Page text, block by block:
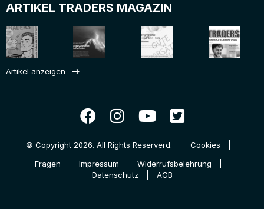
ARTIKEL TRADERS MAGAZIN
Artikel anzeigen
© Copyright 2026. All Rights Reserverd.
Cookies
Fragen
Impressum
Widerrufsbelehrung
Datenschutz
AGB